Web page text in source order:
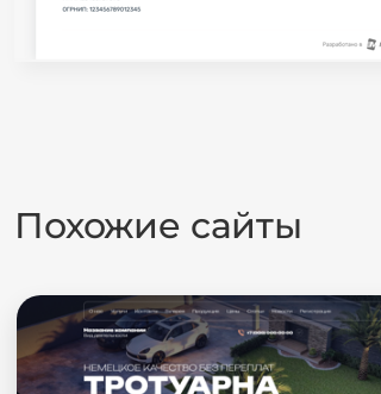
Похожие сайты